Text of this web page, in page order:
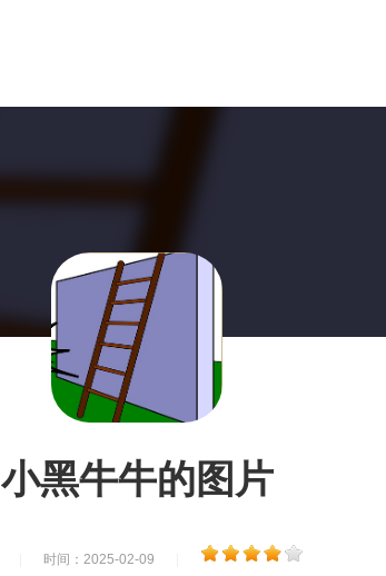
小黑牛牛的图片
时间：2025-02-09